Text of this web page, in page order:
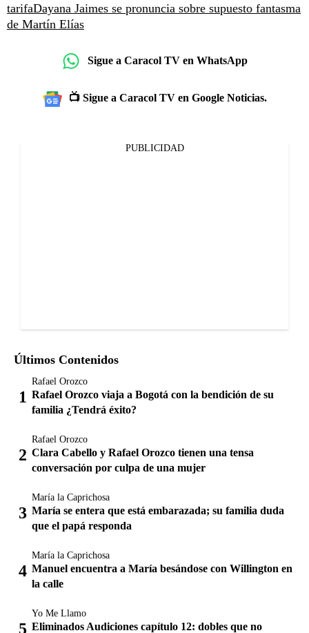
tarifaDayana Jaimes se pronuncia sobre supuesto fantasma
de Martín Elías
Sigue a Caracol TV en WhatsApp
📺 Sigue a Caracol TV en Google Noticias.
PUBLICIDAD
Últimos Contenidos
Rafael Orozco
Rafael Orozco viaja a Bogotá con la bendición de su
familia ¿Tendrá éxito?
Rafael Orozco
Clara Cabello y Rafael Orozco tienen una tensa
conversación por culpa de una mujer
María la Caprichosa
María se entera que está embarazada; su familia duda
que el papá responda
María la Caprichosa
Manuel encuentra a María besándose con Willington en
la calle
Yo Me Llamo
Eliminados Audiciones capítulo 12: dobles que no